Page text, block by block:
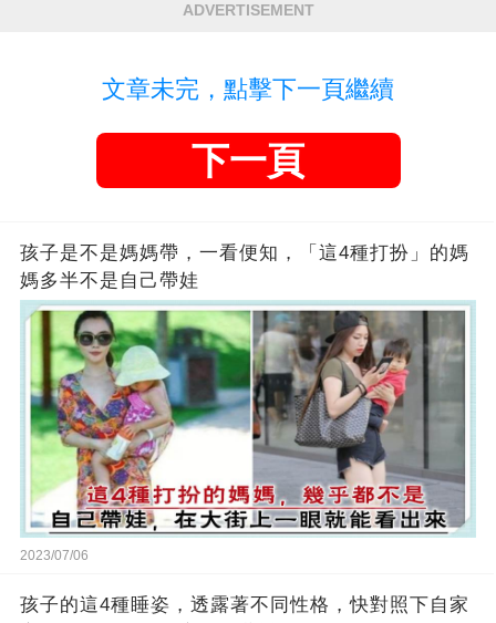
ADVERTISEMENT
文章未完，點擊下一頁繼續
下一頁
孩子是不是媽媽帶，一看便知，「這4種打扮」的媽
媽多半不是自己帶娃
2023/07/06
孩子的這4種睡姿，透露著不同性格，快對照下自家